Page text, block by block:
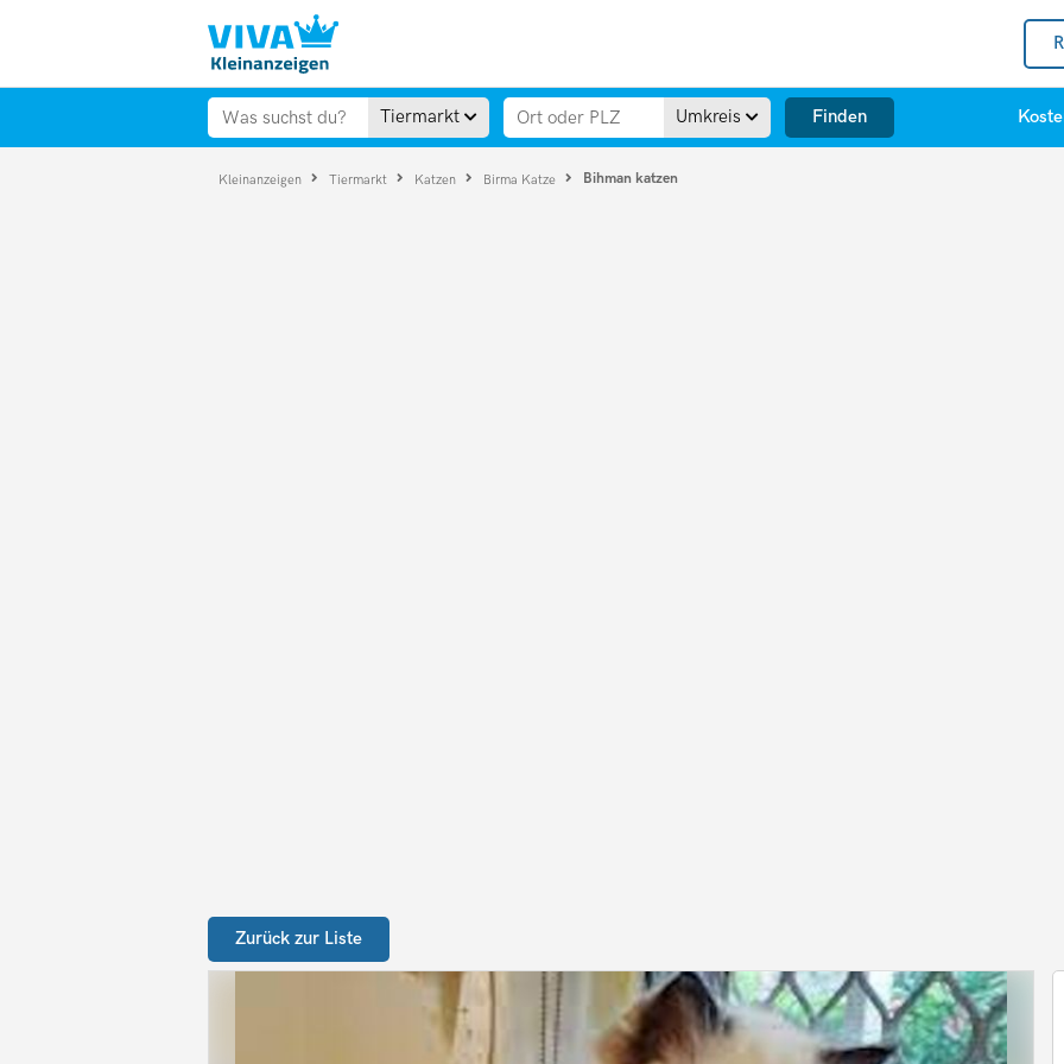
Tiermarkt Umkreis Finden
Kleinanzeigen Tiermarkt Katzen Birma Katze Bihman katzen
Zurück zur Liste